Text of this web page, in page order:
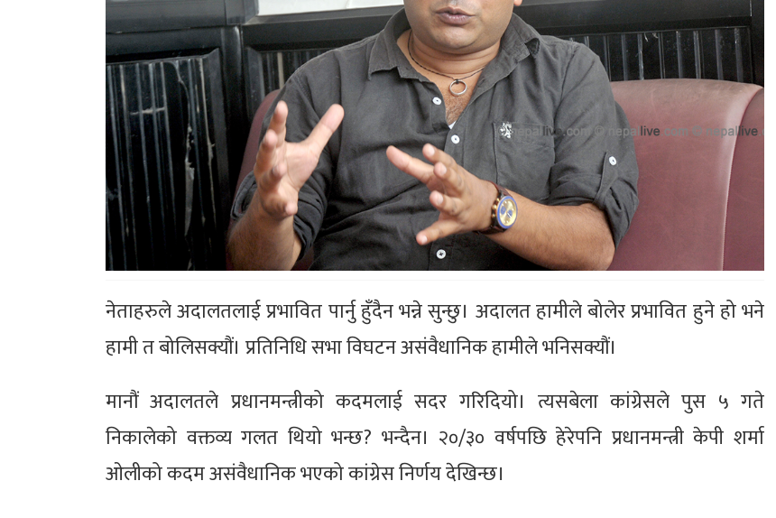
नेताहरुले अदालतलाई प्रभावित पार्नु हुँदैन भन्ने सुन्छु। अदालत हामीले बोलेर प्रभावित हुने हो भने
हामी त बोलिसक्यौं। प्रतिनिधि सभा विघटन असंवैधानिक हामीले भनिसक्यौं।
मानौं अदालतले प्रधानमन्त्रीको कदमलाई सदर गरिदियो। त्यसबेला कांग्रेसले पुस ५ गते
निकालेको वक्तव्य गलत थियो भन्छ? भन्दैन। २०/३० वर्षपछि हेरेपनि प्रधानमन्त्री केपी शर्मा
ओलीको कदम असंवैधानिक भएको कांग्रेस निर्णय देखिन्छ।